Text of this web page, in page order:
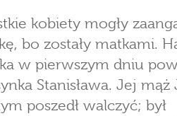
kobiety mogły
bo zostały matkami.
w pierwszym dniu
Stanisława. Jej mąż
poszedł walczyć; był